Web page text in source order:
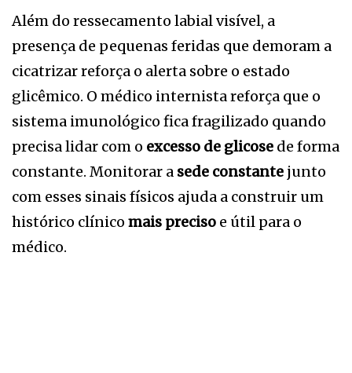
Além do ressecamento labial visível, a
presença de pequenas feridas que demoram a
cicatrizar reforça o alerta sobre o estado
glicêmico. O médico internista reforça que o
sistema imunológico fica fragilizado quando
precisa lidar com o excesso de glicose de forma
constante. Monitorar a sede constante junto
com esses sinais físicos ajuda a construir um
histórico clínico mais preciso e útil para o
médico.